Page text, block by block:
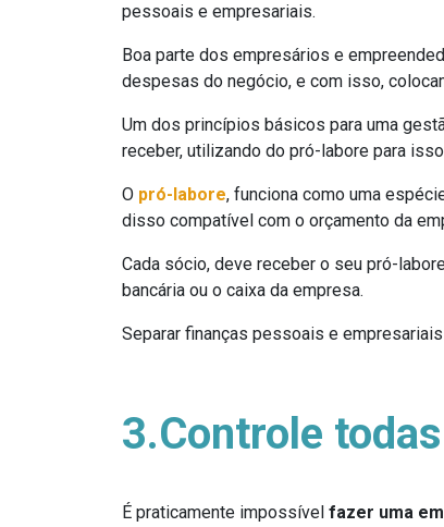
pessoais e empresariais.
Boa parte dos empresários e
despesas do negócio, e com isso,
Um dos princípios básicos para uma
receber, utilizando do pró-labore para
O pró-labore, funciona como uma
disso compatível com o orçamento da
Cada sócio, deve receber o seu pró-
bancária ou o caixa da empresa.
Separar finanças pessoais e
3.Controle
É praticamente impossível fazer uma